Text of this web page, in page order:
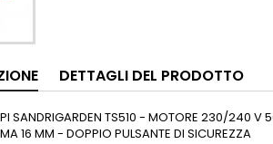
DETTAGLI DEL PRODOTTO
SANDRIGARDEN TS510 - MOTORE 230/240 V
16 MM - DOPPIO PULSANTE DI SICUREZZA